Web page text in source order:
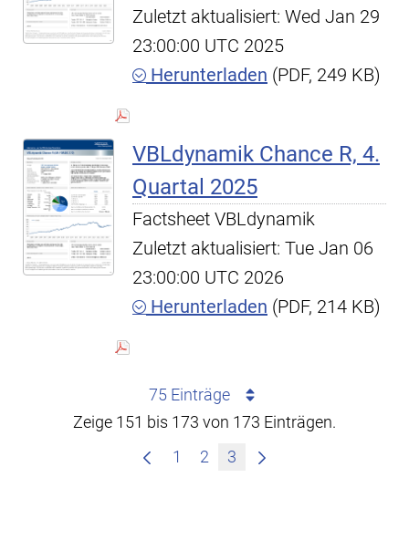
Zuletzt aktualisiert: Wed Jan 29
23:00:00 UTC 2025
Herunterladen (PDF, 249 KB)
VBLdynamik Chance R, 4.
Quartal 2025
Factsheet VBLdynamik
Zuletzt aktualisiert: Tue Jan 06
23:00:00 UTC 2026
Herunterladen (PDF, 214 KB)
75 Einträge
Zeige 151 bis 173 von 173 Einträgen.
1
2 3